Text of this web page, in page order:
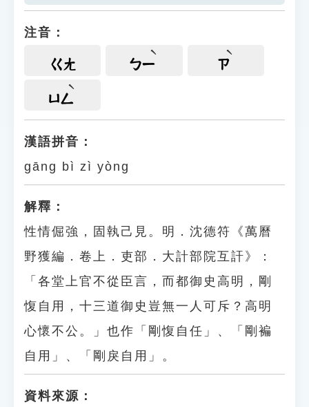
注音：
ㄍㄤ ㄅㄧ ㄗ
ㄩㄥ
漢語拼音：
gāng bì zì yòng
解釋：
性情倔強，固執己見。明．沈德符《萬曆
野獲編．卷上．吏部．大計部院互訐》：
「各堂上官不從臣言，而都御史高明，剛
愎自用，十三道御史豈無一人可斥？高明
心懷不公。」也作「剛愎自任」、「剛褊
自用」、「剛戾自用」。
資料來源：